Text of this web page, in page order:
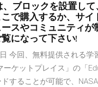
ブロックを設置し
で購入するか、サイ
スやコミュニティが
になって下さい!
今回、無料提供される学
ーケットプレイス」の「
することが可能で、